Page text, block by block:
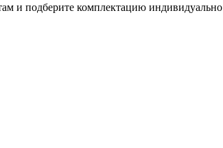
и подберите комплектацию индивидуально